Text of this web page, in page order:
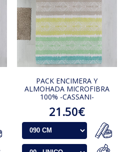
PACK ENCIMERA Y
ALMOHADA MICROFIBRA
100% -CASSANI-
21.50€